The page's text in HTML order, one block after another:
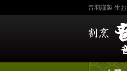
音羽謹製 生